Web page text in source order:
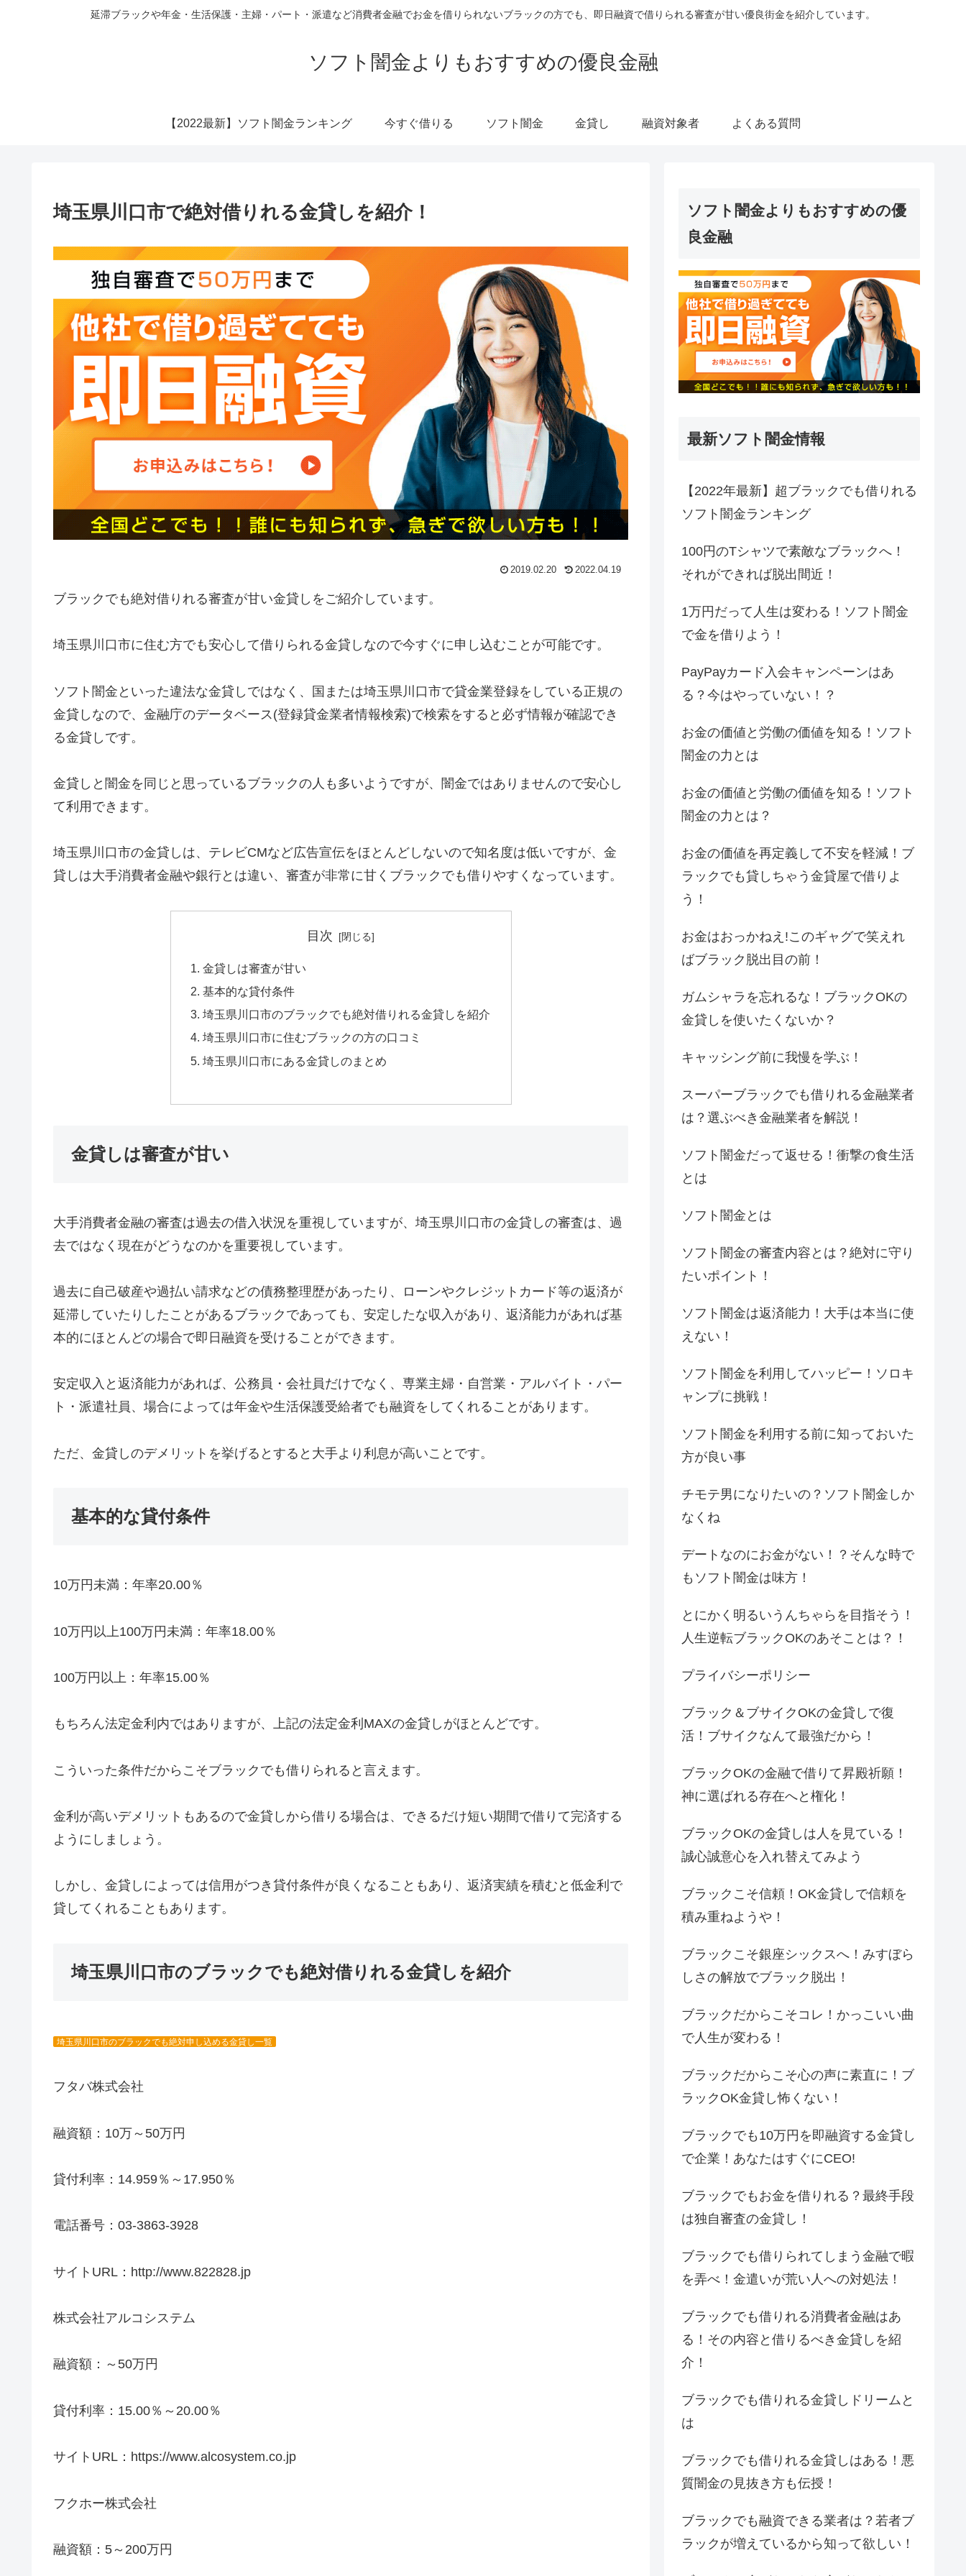
延滞ブラックや年金・生活保護・主婦・パート・派遣など消費者金融でお金を借りられないブラックの方でも、即日融資で借りられる審査が甘い優良街金を紹介しています。
ソフト闇金よりもおすすめの優良金融
【2022最新】ソフト闇金ランキング 今すぐ借りる ソフト闇金 金貸し 融資対象者 よくある質問
埼玉県川口市で絶対借りれる金貸しを紹介！
2019.02.20 2022.04.19
ブラックでも絶対借りれる審査が甘い金貸しをご紹介しています。
埼玉県川口市に住む方でも安心して借りられる金貸しなので今すぐに申し込むことが可能です。
ソフト闇金といった違法な金貸しではなく、国または埼玉県川口市で貸金業登録をしている正規の
金貸しなので、金融庁のデータベース(登録貸金業者情報検索)で検索をすると必ず情報が確認でき
る金貸しです。
金貸しと闇金を同じと思っているブラックの人も多いようですが、闇金ではありませんので安心し
て利用できます。
埼玉県川口市の金貸しは、テレビCMなど広告宣伝をほとんどしないので知名度は低いですが、金
貸しは大手消費者金融や銀行とは違い、審査が非常に甘くブラックでも借りやすくなっています。
目次
金貸しは審査が甘い
基本的な貸付条件
埼玉県川口市のブラックでも絶対借りれる金貸しを紹介
埼玉県川口市に住むブラックの方の口コミ
埼玉県川口市にある金貸しのまとめ
金貸しは審査が甘い
大手消費者金融の審査は過去の借入状況を重視していますが、埼玉県川口市の金貸しの審査は、過
去ではなく現在がどうなのかを重要視しています。
過去に自己破産や過払い請求などの債務整理歴があったり、ローンやクレジットカード等の返済が
延滞していたりしたことがあるブラックであっても、安定したな収入があり、返済能力があれば基
本的にほとんどの場合で即日融資を受けることができます。
安定収入と返済能力があれば、公務員・会社員だけでなく、専業主婦・自営業・アルバイト・パー
ト・派遣社員、場合によっては年金や生活保護受給者でも融資をしてくれることがあります。
ただ、金貸しのデメリットを挙げるとすると大手より利息が高いことです。
基本的な貸付条件
10万円未満：年率20.00％
10万円以上100万円未満：年率18.00％
100万円以上：年率15.00％
もちろん法定金利内ではありますが、上記の法定金利MAXの金貸しがほとんどです。
こういった条件だからこそブラックでも借りられると言えます。
金利が高いデメリットもあるので金貸しから借りる場合は、できるだけ短い期間で借りて完済する
ようにしましょう。
しかし、金貸しによっては信用がつき貸付条件が良くなることもあり、返済実績を積むと低金利で
貸してくれることもあります。
埼玉県川口市のブラックでも絶対借りれる金貸しを紹介
埼玉県川口市のブラックでも絶対申し込める金貸し一覧
フタバ株式会社
融資額：10万～50万円
貸付利率：14.959％～17.950％
電話番号：03-3863-3928
サイトURL：http://www.822828.jp
株式会社アルコシステム
融資額：～50万円
貸付利率：15.00％～20.00％
サイトURL：https://www.alcosystem.co.jp
フクホー株式会社
融資額：5～200万円
ソフト闇金よりもおすすめの優
良金融
最新ソフト闇金情報
【2022年最新】超ブラックでも借りれる
ソフト闇金ランキング
100円のTシャツで素敵なブラックへ！
それができれば脱出間近！
1万円だって人生は変わる！ソフト闇金
で金を借りよう！
PayPayカード入会キャンペーンはあ
る？今はやっていない！？
お金の価値と労働の価値を知る！ソフト
闇金の力とは
お金の価値と労働の価値を知る！ソフト
闇金の力とは？
お金の価値を再定義して不安を軽減！ブ
ラックでも貸しちゃう金貸屋で借りよ
う！
お金はおっかねえ!このギャグで笑えれ
ばブラック脱出目の前！
ガムシャラを忘れるな！ブラックOKの
金貸しを使いたくないか？
キャッシング前に我慢を学ぶ！
スーパーブラックでも借りれる金融業者
は？選ぶべき金融業者を解説！
ソフト闇金だって返せる！衝撃の食生活
とは
ソフト闇金とは
ソフト闇金の審査内容とは？絶対に守り
たいポイント！
ソフト闇金は返済能力！大手は本当に使
えない！
ソフト闇金を利用してハッピー！ソロキ
ャンプに挑戦！
ソフト闇金を利用する前に知っておいた
方が良い事
チモテ男になりたいの？ソフト闇金しか
なくね
デートなのにお金がない！？そんな時で
もソフト闇金は味方！
とにかく明るいうんちゃらを目指そう！
人生逆転ブラックOKのあそことは？！
プライバシーポリシー
ブラック＆ブサイクOKの金貸しで復
活！ブサイクなんて最強だから！
ブラックOKの金融で借りて昇殿祈願！
神に選ばれる存在へと権化！
ブラックOKの金貸しは人を見ている！
誠心誠意心を入れ替えてみよう
ブラックこそ信頼！OK金貸しで信頼を
積み重ねようや！
ブラックこそ銀座シックスへ！みすぼら
しさの解放でブラック脱出！
ブラックだからこそコレ！かっこいい曲
で人生が変わる！
ブラックだからこそ心の声に素直に！ブ
ラックOK金貸し怖くない！
ブラックでも10万円を即融資する金貸し
で企業！あなたはすぐにCEO!
ブラックでもお金を借りれる？最終手段
は独自審査の金貸し！
ブラックでも借りられてしまう金融で暇
を弄べ！金遣いが荒い人への対処法！
ブラックでも借りれる消費者金融はあ
る！その内容と借りるべき金貸しを紹
介！
ブラックでも借りれる金貸しドリームと
は
ブラックでも借りれる金貸しはある！悪
質闇金の見抜き方も伝授！
ブラックでも融資できる業者は？若者ブ
ラックが増えているから知って欲しい！